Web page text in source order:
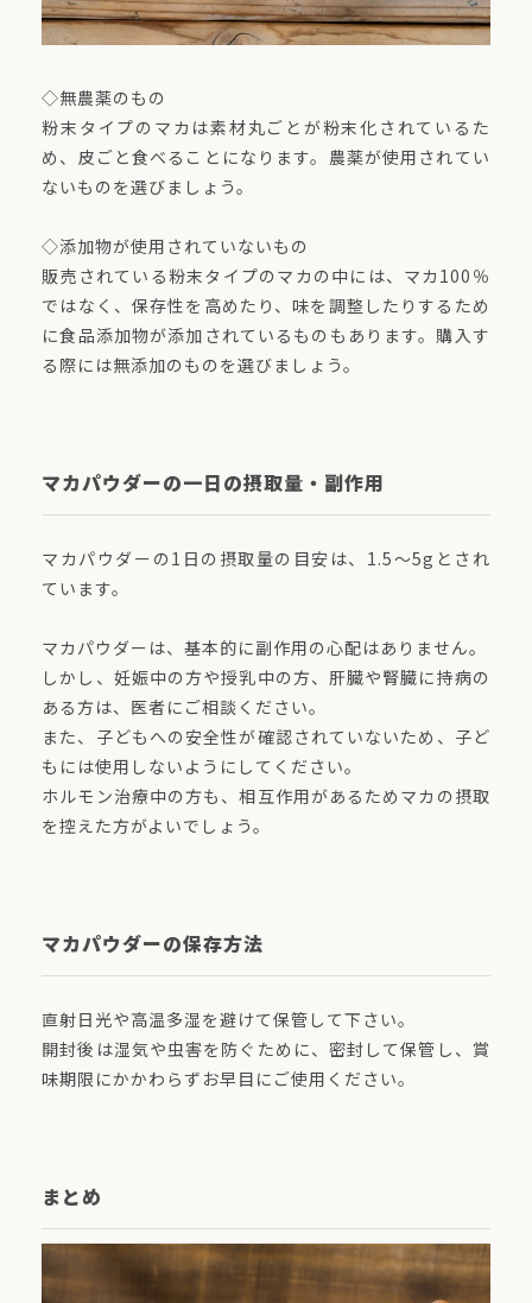
◇無農薬のもの
粉末タイプのマカは素材丸ごとが粉末化されているた
め、皮ごと食べることになります。農薬が使用されてい
ないものを選びましょう。
◇添加物が使用されていないもの
販売されている粉末タイプのマカの中には、マカ100％
ではなく、保存性を高めたり、味を調整したりするため
に食品添加物が添加されているものもあります。購入す
る際には無添加のものを選びましょう。
マカパウダーの一日の摂取量・副作用
マカパウダーの1日の摂取量の目安は、1.5～5gとされ
ています。
マカパウダーは、基本的に副作用の心配はありません。
しかし、妊娠中の方や授乳中の方、肝臓や腎臓に持病の
ある方は、医者にご相談ください。
また、子どもへの安全性が確認されていないため、子ど
もには使用しないようにしてください。
ホルモン治療中の方も、相互作用があるためマカの摂取
を控えた方がよいでしょう。
マカパウダーの保存方法
直射日光や高温多湿を避けて保管して下さい。
開封後は湿気や虫害を防ぐために、密封して保管し、賞
味期限にかかわらずお早目にご使用ください。
まとめ